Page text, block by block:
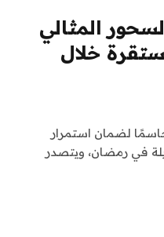
المثالي
خلال
لضمان استمرار
في رمضان، ويتصدر